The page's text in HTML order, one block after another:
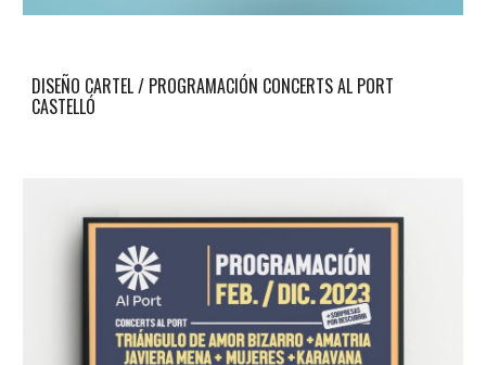
DISEÑO CARTEL / PROGRAMACIÓN CONCERTS AL PORT
CASTELLÓ